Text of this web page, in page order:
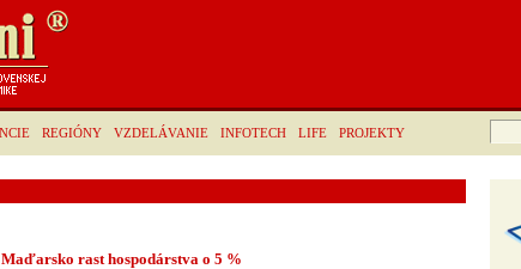
REGIÓNY VZDELÁVANIE INFOTECH LIFE PROJEKTY
rast hospodárstva o 5 %